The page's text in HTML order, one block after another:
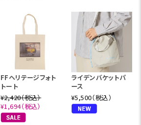
FFヘリテージフォト
トート
¥2,420（税込）
¥1,694（税込）
ライデンバケットパ
ース
¥5,500（税込）